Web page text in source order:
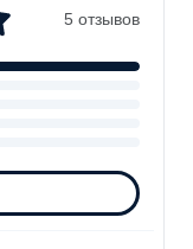
5 отзывов